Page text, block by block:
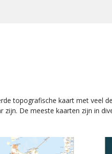
topografische kaart met veel
De meeste kaarten zijn in